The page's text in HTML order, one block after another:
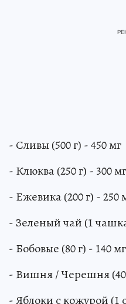
- Сливы (500 г) - 450 мг
- Клюква (250 г) - 300 мг
- Ежевика (200 г) - 250
- Зеленый чай (1
- Бобовые (80 г) - 140 мг
- Вишня / Черешня
- Яблоки с кожурой (1